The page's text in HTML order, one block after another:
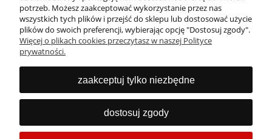
Skontaktuj się z nami:
Tel:+48 71 723 74 50
E-mail:detal@pclider.pl
Komputery i laptopy poleasingowe Wrocław. Oferujemy laptopy,
komputery, monitory, drukarki, akcesoria i serwisujemy też używane
Obserwuj nas:
potrzeb. Możesz zaakceptować wykorzystanie przez nas
wszystkich tych plików i przejść do sklepu lub dostosować użycie
plików do swoich preferencji, wybierając opcję "Dostosuj zgody".
Więcej o plikach cookies przeczytasz w naszej Polityce
prywatności.
zaakceptuj tylko niezbędne
dostosuj zgody